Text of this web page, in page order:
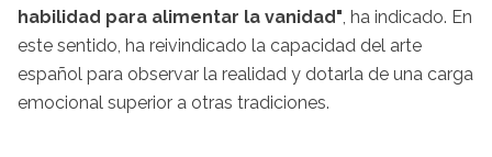
habilidad para alimentar la vanidad", ha indicado. En
este sentido, ha reivindicado la capacidad del arte
español para observar la realidad y dotarla de una carga
emocional superior a otras tradiciones.